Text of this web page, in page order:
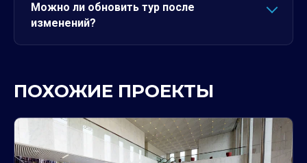
Можно ли обновить тур после
изменений?
ПОХОЖИЕ ПРОЕКТЫ